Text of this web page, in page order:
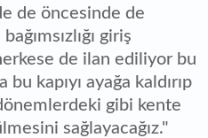
de öncesinde de
giriş
de ilan ediliyor bu
kapıyı ayağa kaldırıp
dönemlerdeki gibi kente
sağlayacağız."